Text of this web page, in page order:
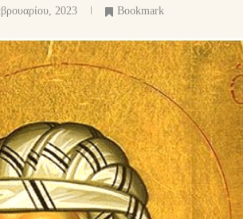
2023 Bookmark